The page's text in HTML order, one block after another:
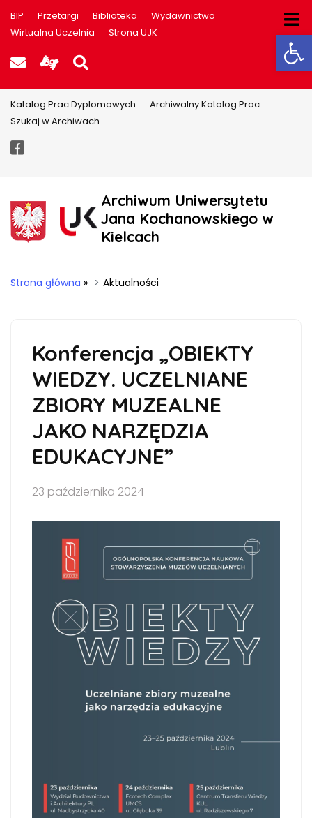
BIP Przetargi Biblioteka
Wydawnictwo
Wirtualna Uczelnia
Strona UJK
Poczta UJK
Informacje dla użytkowników
Szukaj na stronie
Katalog Prac Dyplomowych
Archiwalny Katalog Prac
Szukaj w Archiwach
Facebook
Archiwum Uniwersytetu
Jana Kochanowskiego w
Kielcach
Strona główna » Aktualności
Konferencja „OBIEKTY
WIEDZY. UCZELNIANE
ZBIORY MUZEALNE
JAKO NARZĘDZIA
EDUKACYJNE”
23 października 2024